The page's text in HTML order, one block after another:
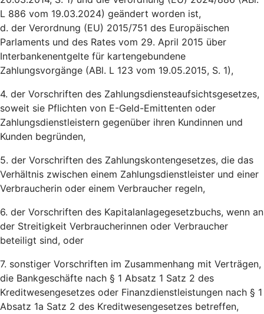
L 886 vom 19.03.2024) geändert worden ist,
d. der Verordnung (EU) 2015/751 des Europäischen
Parlaments und des Rates vom 29. April 2015 über
Interbankenentgelte für kartengebundene
Zahlungsvorgänge (ABl. L 123 vom 19.05.2015, S. 1),
4. der Vorschriften des Zahlungsdiensteaufsichtsgesetzes,
soweit sie Pflichten von E-Geld-Emittenten oder
Zahlungsdienstleistern gegenüber ihren Kundinnen und
Kunden begründen,
5. der Vorschriften des Zahlungskontengesetzes, die das
Verhältnis zwischen einem Zahlungsdienstleister und einer
Verbraucherin oder einem Verbraucher regeln,
6. der Vorschriften des Kapitalanlagegesetzbuchs, wenn an
der Streitigkeit Verbraucherinnen oder Verbraucher
beteiligt sind, oder
7. sonstiger Vorschriften im Zusammenhang mit Verträgen,
die Bankgeschäfte nach § 1 Absatz 1 Satz 2 des
Kreditwesengesetzes oder Finanzdienstleistungen nach § 1
Absatz 1a Satz 2 des Kreditwesengesetzes betreffen,